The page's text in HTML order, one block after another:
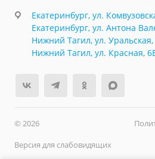
Екатеринбург, ул.
Екатеринбург, ул. Антона
Нижний Тагил, ул. Уральская,
Нижний Тагил, ул. Красная,
© 2026
Версия для слабовидящих